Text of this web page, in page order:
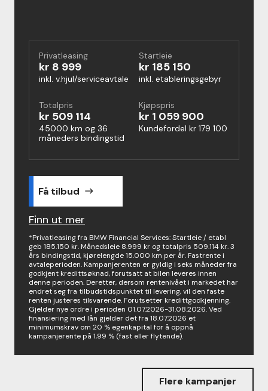
Privatleasing
kr 8 999
inkl. v.hjul/serviceavtale
Startleie
kr 185 150
inkl. etableringsgebyr
Totalpris
kr 509 114
45000 km og 36
måneders bindingstid
Kjøpspris
kr 1 059 900
Kundefordel kr 179 100
Få tilbud east
Finn ut mer
*Privatleasing fra BMW Financial Services: Startleie / etabl
geb 185.150 kr. Månedsleie 8.999 kr og totalpris 509.114 kr. 3
års bindingstid, kjørelengde 15.000 km per år. Fastrente i
avtaleperioden. Kampanjerenten er gyldig i seks måneder fra
godkjent kredittsøknad, forutsatt at bilen leveres innen
denne perioden. Deretter, dersom rentenivået i markedet har
endret seg fra tilbudstidspunktet til levering, vil den faste
renten justeres tilsvarende. Forutsetter kredittgodkjenning.
Gjelder nye ordre i perioden 01.07.2026-31.08.2026. Ved
finansiering med lån gjelder det fra 18.07.2026 et
minimumskrav om 20 % egenkapital for å oppnå
kampanjerente på 1,99 % (fast eller flytende).
Flere kampanjer